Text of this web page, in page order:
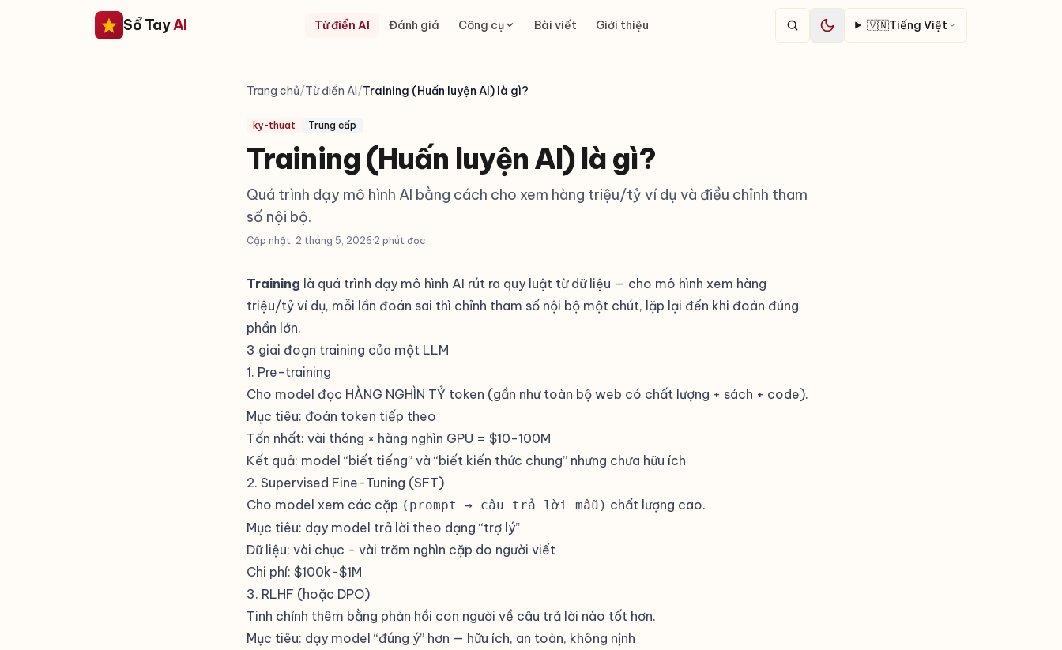
Sổ TayAI Từ điển AI Đánh giá Công cụ Bài viết Giới thiệu 🇻🇳Tiếng Việt
Trang chủ/Từ điển AI/Training (Huấn luyện AI) là gì?
ky-thuat Trung cấp
Training (Huấn luyện AI) là gì?
Quá trình dạy mô hình AI bằng cách cho xem hàng triệu/tỷ ví dụ và điều chỉnh tham
số nội bộ.
Cập nhật: 2 tháng 5, 2026·2 phút đọc
Training là quá trình dạy mô hình AI rút ra quy luật từ dữ liệu — cho mô hình xem hàng
triệu/tỷ ví dụ, mỗi lần đoán sai thì chỉnh tham số nội bộ một chút, lặp lại đến khi đoán đúng
phần lớn.
3 giai đoạn training của một LLM
1. Pre-training
Cho model đọc HÀNG NGHÌN TỶ token (gần như toàn bộ web có chất lượng + sách + code).
Mục tiêu: đoán token tiếp theo
Tốn nhất: vài tháng × hàng nghìn GPU = $10-100M
Kết quả: model “biết tiếng” và “biết kiến thức chung” nhưng chưa hữu ích
2. Supervised Fine-Tuning (SFT)
Cho model xem các cặp (prompt → câu trả lời mẫu) chất lượng cao.
Mục tiêu: dạy model trả lời theo dạng “trợ lý”
Dữ liệu: vài chục - vài trăm nghìn cặp do người viết
Chi phí: $100k-$1M
3. RLHF (hoặc DPO)
Tinh chỉnh thêm bằng phản hồi con người về câu trả lời nào tốt hơn.
Mục tiêu: dạy model “đúng ý” hơn — hữu ích, an toàn, không nịnh